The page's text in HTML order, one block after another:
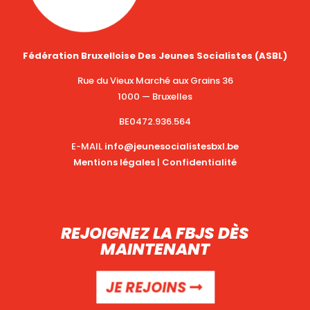
Fédération Bruxelloise Des Jeunes Socialistes (ASBL)
Rue du Vieux Marché aux Grains 36
1000 — Bruxelles
BE0472.936.564
E-MAIL info@jeunesocialistesbxl.be
Mentions légales | Confidentialité
REJOIGNEZ LA FBJS DÈS
MAINTENANT
JE REJOINS